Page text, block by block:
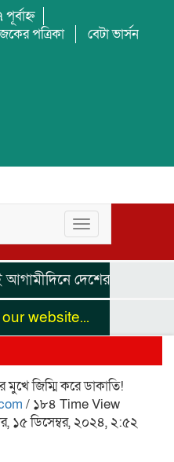
পত্রিকা বেটা ভার্সন
Toggle
navigation
আগামীদিনে দেশের নেতৃত্ব
website...
মুখে জিম্মি করে ডাকাতি!
/ ১৮৪ Time View
১৫ ডিসেম্বর, ২০২৪, ২:৫২